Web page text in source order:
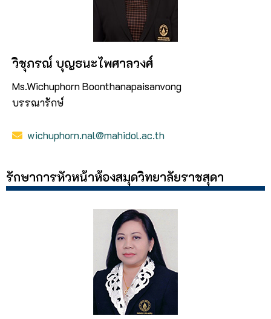
วิชุภรณ์ บุญธนะไพศาลวงศ์
Ms.Wichuphorn Boonthanapaisanvong
บรรณารักษ์
wichuphorn.nal@mahidol.ac.th
รักษาการหัวหน้าห้องสมุดวิทยาลัยราชสุดา